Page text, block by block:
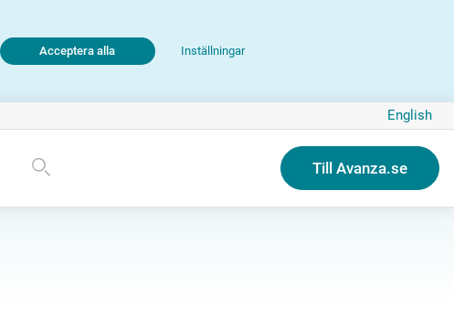
Inställningar
Acceptera alla
English
Till Avanza.se